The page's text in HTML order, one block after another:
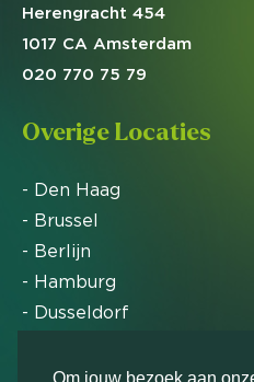
Herengracht 454
1017 CA Amsterdam
020 770 75 79
Overige Locaties
- Den Haag
- Brussel
- Berlijn
- Hamburg
- Dusseldorf